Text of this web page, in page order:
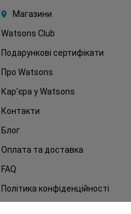
Магазини
Watsons Club
Подарункові сертифікати
Про Watsons
Кар'єра у Watsons
Контакти
Блог
Оплата та доставка
FAQ
Політика конфіденційності